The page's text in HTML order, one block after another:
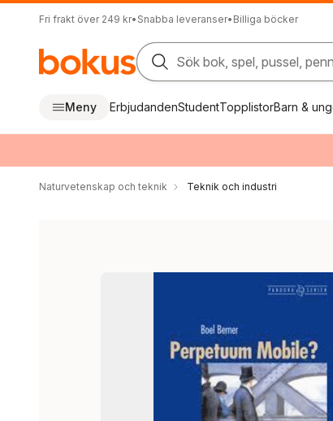
Fri frakt över 249 kr• Snabba leveranser• Billiga böcker
Sök bok, spel, pussel,
Meny ErbjudandenStudentTopplistorBarn &
Naturvetenskap och teknik Teknik och industri